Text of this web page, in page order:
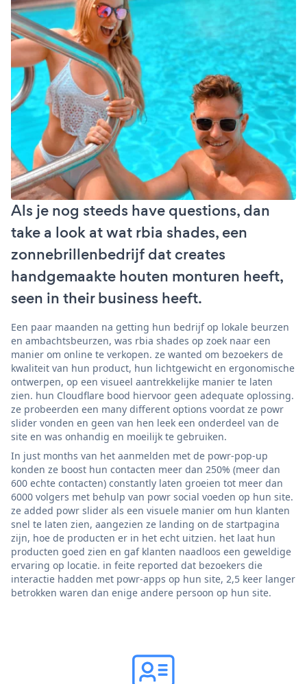
Als je nog steeds have questions, dan
take a look at wat rbia shades, een
zonnebrillenbedrijf dat creates
handgemaakte houten monturen heeft,
seen in their business heeft.
Een paar maanden na getting hun bedrijf op lokale beurzen
en ambachtsbeurzen, was rbia shades op zoek naar een
manier om online te verkopen. ze wanted om bezoekers de
kwaliteit van hun product, hun lichtgewicht en ergonomische
ontwerpen, op een visueel aantrekkelijke manier te laten
zien. hun Cloudflare bood hiervoor geen adequate oplossing.
ze probeerden een many different options voordat ze powr
slider vonden en geen van hen leek een onderdeel van de
site en was onhandig en moeilijk te gebruiken.
In just months van het aanmelden met de powr-pop-up
konden ze boost hun contacten meer dan 250% (meer dan
600 echte contacten) constantly laten groeien tot meer dan
6000 volgers met behulp van powr social voeden op hun site.
ze added powr slider als een visuele manier om hun klanten
snel te laten zien, aangezien ze landing on de startpagina
zijn, hoe de producten er in het echt uitzien. het laat hun
producten goed zien en gaf klanten naadloos een geweldige
ervaring op locatie. in feite reported dat bezoekers die
interactie hadden met powr-apps op hun site, 2,5 keer langer
betrokken waren dan enige andere persoon op hun site.